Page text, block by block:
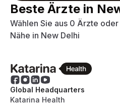
Beste Ärzte in
Wählen Sie aus 0 Ärzte oder
Nähe in New Delhi
Global Headquarters
Katarina Health